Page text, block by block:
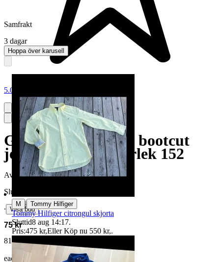
5.0
Gina young flare & bootcut
jeans blå jeans, storlek 152
Avslutad 13 jun 22:04
Slutpris
∙ Visa bud
75 kr
81 kr med köparskydd.
eacj vann auktionen
Samfrakt
3 dagar
Hoppa över karusell
M | Tommy Hilfiger
Tommy Hilfiger citrongul skjorta
Sluttid8 aug 14:17.
Pris:475 kr,Eller Köp nu 550 kr,.